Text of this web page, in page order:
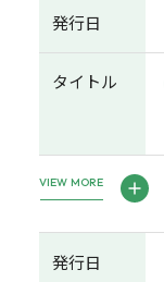
発行日
タイトル
VIEW MORE
発行日